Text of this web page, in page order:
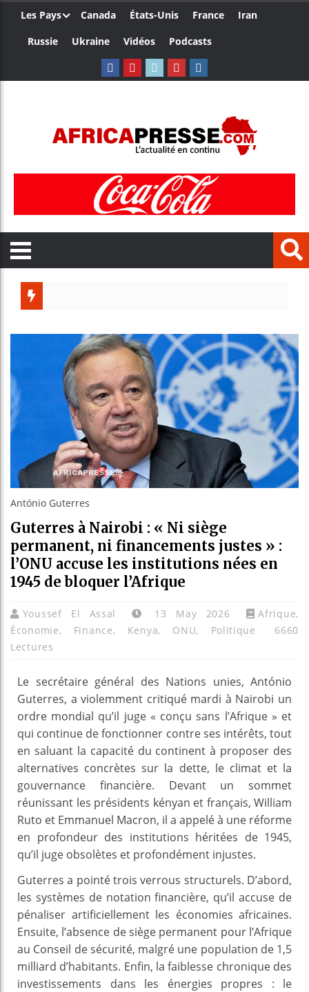
Les Pays Canada États-Unis France
Iran
Russie
Ukraine Vidéos Podcasts
Côte
Tunisie :
Ceuta :
António Guterres
Guterres à Nairobi : « Ni siège
permanent, ni financements justes » :
l’ONU accuse les institutions nées en
1945 de bloquer l’Afrique
Youssef El Assal 13 May 2026 Afrique,
Économie, Finance, Kenya, ONU, Politique
6660
Lectures
Le secrétaire général des Nations unies, António
Guterres, a violemment critiqué mardi à Nairobi un
ordre mondial qu’il juge « conçu sans l’Afrique » et
qui continue de fonctionner contre ses intérêts, tout
en saluant la capacité du continent à proposer des
alternatives concrètes sur la dette, le climat et la
gouvernance financière. Devant un sommet
réunissant les présidents kényan et français, William
Ruto et Emmanuel Macron, il a appelé à une réforme
en profondeur des institutions héritées de 1945,
qu’il juge obsolètes et profondément injustes.
Guterres a pointé trois verrous structurels. D’abord,
les systèmes de notation financière, qu’il accuse de
pénaliser artificiellement les économies africaines.
Ensuite, l’absence de siège permanent pour l’Afrique
au Conseil de sécurité, malgré une population de 1,5
milliard d’habitants. Enfin, la faiblesse chronique des
investissements dans les énergies propres : le